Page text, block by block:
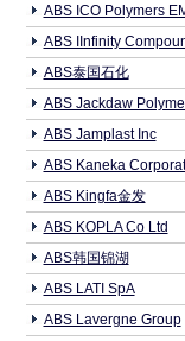
ABS ICO Polymers
ABS IInfinity
ABS泰国石化
ABS Jackdaw
ABS Jamplast Inc
ABS Kaneka
ABS Kingfa金发
ABS KOPLA Co Ltd
ABS韩国锦湖
ABS LATI SpA
ABS Lavergne Group